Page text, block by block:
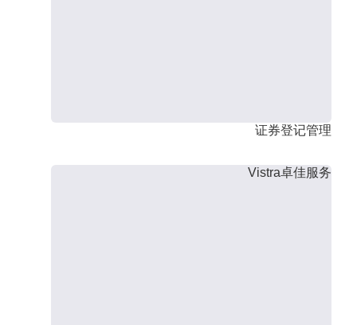
证券登记管理
Vistra卓佳服务